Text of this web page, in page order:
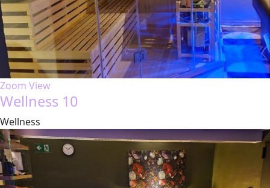
Zoom View
Wellness 10
Wellness